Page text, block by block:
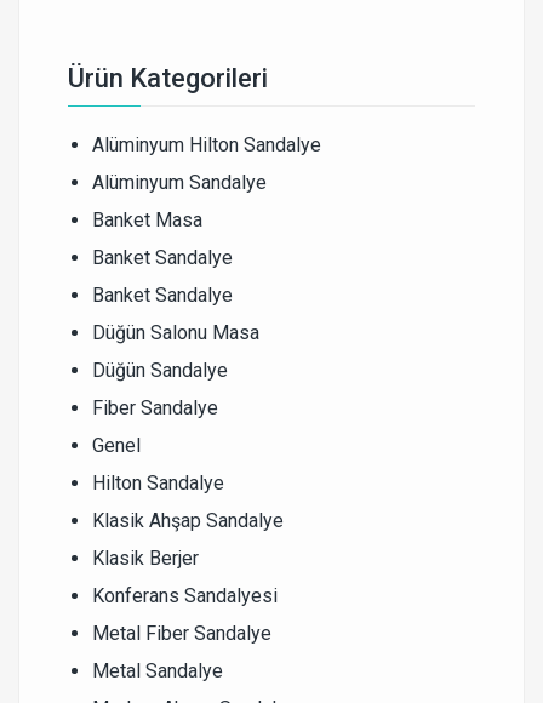
Ürün Kategorileri
Alüminyum Hilton Sandalye
Alüminyum Sandalye
Banket Masa
Banket Sandalye
Banket Sandalye
Düğün Salonu Masa
Düğün Sandalye
Fiber Sandalye
Genel
Hilton Sandalye
Klasik Ahşap Sandalye
Klasik Berjer
Konferans Sandalyesi
Metal Fiber Sandalye
Metal Sandalye